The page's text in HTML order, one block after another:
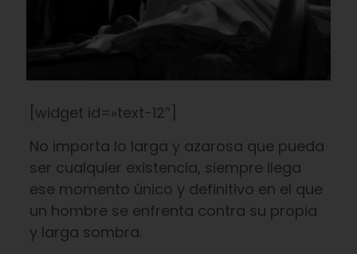
[widget id=»text-12″]
No importa lo larga y azarosa que pueda
ser cualquier existencia, siempre llega
ese momento único y definitivo en el que
un hombre se enfrenta contra su propia
y larga sombra.